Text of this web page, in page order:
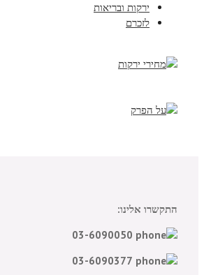
ירקות ובריאות
לזכרם
התקשרו אלינו: